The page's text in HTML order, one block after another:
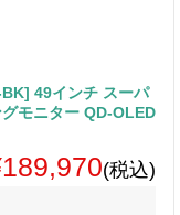
49インチ スーパ
モニター QD-OLED
(税込)